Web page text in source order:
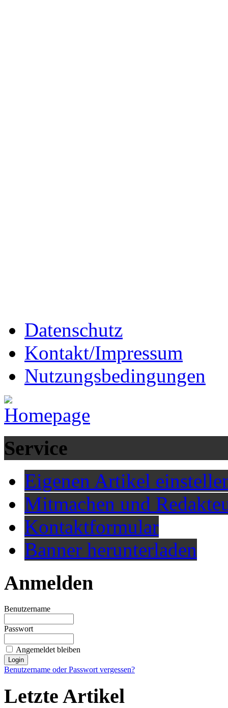
Datenschutz
Kontakt/Impressum
Nutzungsbedingungen
Service
Eigenen Artikel
Mitmachen und
Kontaktformular
Banner herunterladen
Anmelden
Benutzername
Passwort
Angemeldet bleiben
Benutzername oder Passwort vergessen?
Letzte Artikel